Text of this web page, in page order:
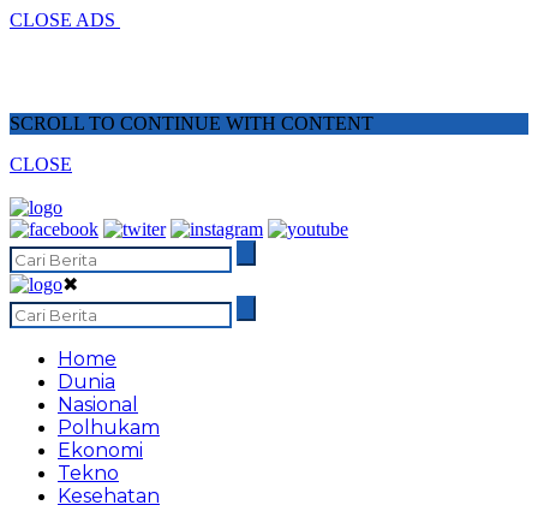
CLOSE ADS
SCROLL TO CONTINUE WITH CONTENT
CLOSE
✖
Home
Dunia
Nasional
Polhukam
Ekonomi
Tekno
Kesehatan